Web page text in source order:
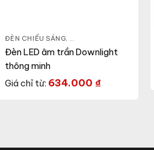
THIẾT BỊ CHIẾU SÁNG
ĐÈN CHIẾU SÁNG,
Đèn LED âm trần Downlight
thông minh
Giá chỉ từ: 634.000 ₫